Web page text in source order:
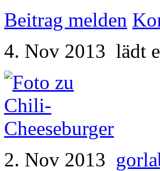
Beitrag melden
4. Nov 2013 lädt
2. Nov 2013